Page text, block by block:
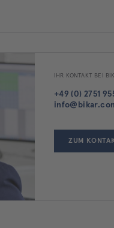
IHR KONTAKT BEI
+49 (0) 2751
ZUM